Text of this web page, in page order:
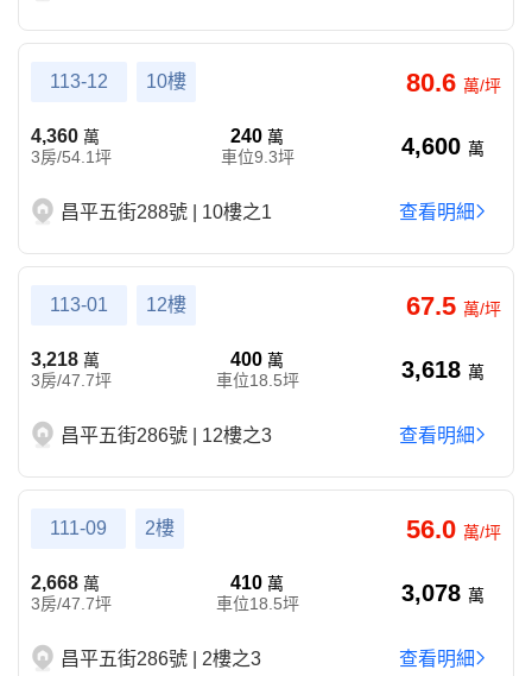
113-12 10樓 80.6 萬/坪
4,360 萬
3房/54.1坪
240萬
車位9.3坪
4,600 萬
昌平五街288號 | 10樓之1 查看明細
113-01 12樓 67.5 萬/坪
3,218 萬
3房/47.7坪
400萬
車位18.5坪
3,618 萬
昌平五街286號 | 12樓之3 查看明細
111-09 2樓 56.0 萬/坪
2,668 萬
3房/47.7坪
410萬
車位18.5坪
3,078 萬
昌平五街286號 | 2樓之3 查看明細